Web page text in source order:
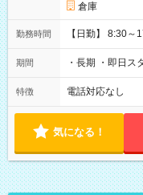
倉庫
勤務時間 【日勤】 8:30～
期間 ・長期 ・即日ス
特徴 電話対応なし
気になる！